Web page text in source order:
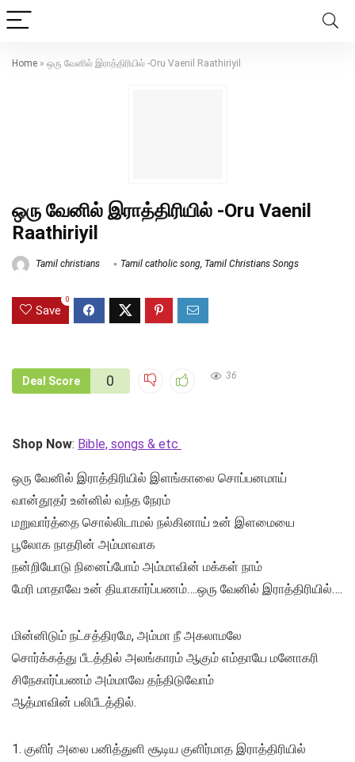
Home » ஒரு வேனில் இராத்திரியில் -Oru Vaenil Raathiriyil
ஒரு வேனில் இராத்திரியில் -Oru Vaenil
Raathiriyil
Tamil christians Tamil catholic song, Tamil Christians Songs
Save
0
Deal Score 0 36
Shop Now: Bible, songs & etc
ஒரு வேனில் இராத்திரியில் இளங்காலை சொப்பனமாய்
வான்தூதர் உன்னில் வந்த நேரம்
மறுவார்த்தை சொல்லிடாமல் நல்கினாய் உன் இளமையை
பூலோக நாதரின் அம்மாவாக
நன்றியோடு நினைப்போம் அம்மாவின் மக்கள் நாம்
மேரி மாதாவே உன் தியாகார்ப்பணம்….ஒரு வேனில் இராத்திரியில்….
மின்னிடும் நட்சத்திரமே, அம்மா நீ அகலாமலே
சொர்க்கத்து பீடத்தில் அலங்காரம் ஆகும் எம்தாயே மனோகரி
சிநேகார்ப்பணம் அம்மாவே தந்திடுவோம்
ஆத்மாவின் பலிபீடத்தில்.
1. குளிர் அலை பனித்துளி சூடிய குளிர்மாத இராத்திரியில்